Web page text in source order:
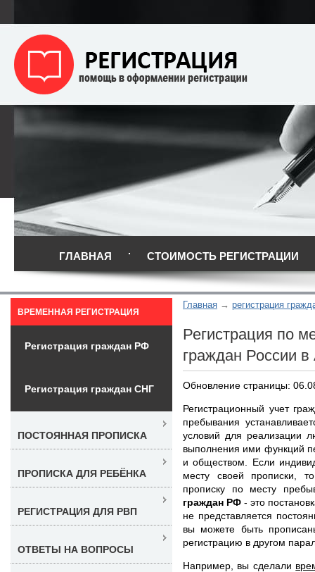
ГЛАВНАЯ СТОИМОСТЬ РЕГИСТРАЦИИ
Главная регистрация
Регистрация по
граждан России в
Обновление страницы:
Регистрационный учет
пребывания
условий для реализации
выполнения ими функций
и обществом. Если
месту своей прописки,
прописку по месту
граждан РФ - это
не представляется
вы можете быть
регистрацию в другом
Например, вы сделали
ВРЕМЕННАЯ РЕГИСТРАЦИЯ
Регистрация граждан РФ
Регистрация граждан СНГ
ПОСТОЯННАЯ ПРОПИСКА
ПРОПИСКА ДЛЯ РЕБЁНКА
РЕГИСТРАЦИЯ ДЛЯ РВП
ОТВЕТЫ НА ВОПРОСЫ